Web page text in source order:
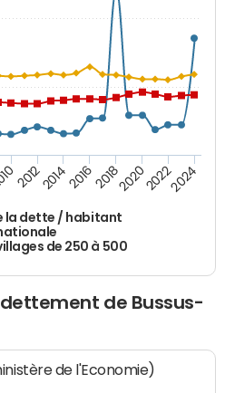
la dette / habitant
de 250 à 500
2012201420162018202020222024
de Bussus-
de l'Economie)